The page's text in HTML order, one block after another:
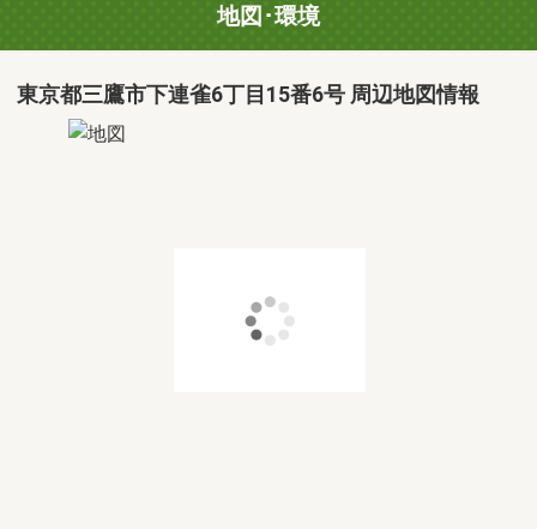
地図･環境
東京都三鷹市下連雀6丁目15番6号 周辺地図情報